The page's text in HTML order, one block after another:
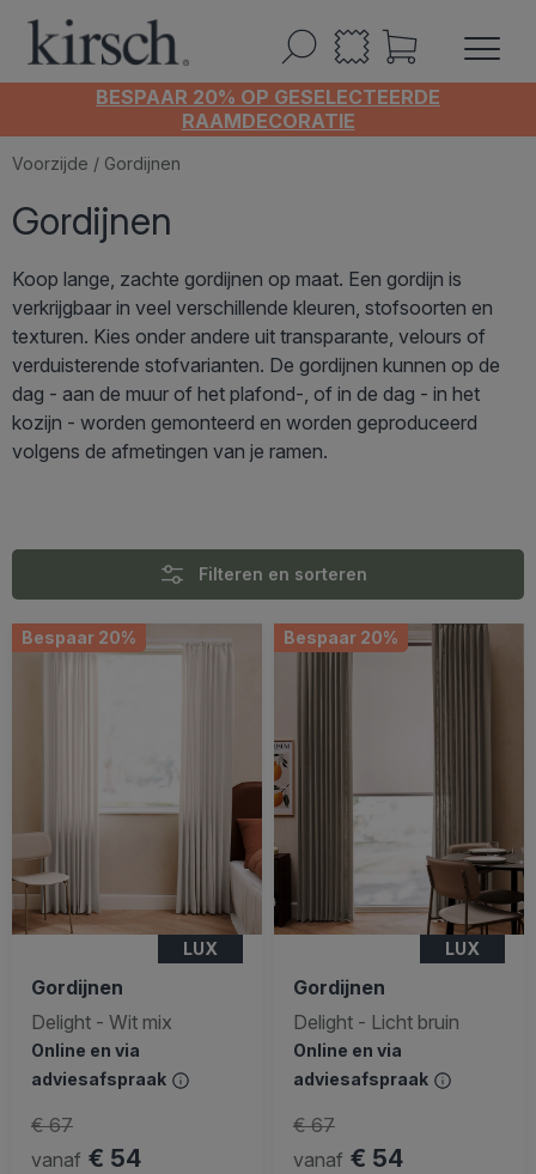
BESPAAR 20% OP GESELECTEERDE
RAAMDECORATIE
Voorzijde / Gordijnen
Gordijnen
Koop lange, zachte gordijnen op maat. Een gordijn is
verkrijgbaar in veel verschillende kleuren, stofsoorten en
texturen. Kies onder andere uit transparante, velours of
verduisterende stofvarianten. De gordijnen kunnen op de
dag - aan de muur of het plafond-, of in de dag - in het
kozijn - worden gemonteerd en worden geproduceerd
volgens de afmetingen van je ramen.
Filteren en sorteren
Bespaar 20%
LUX
Gordijnen
Delight - Wit mix
Online en via
adviesafspraak
vanaf € 54
€ 67
Bespaar 20%
LUX
Gordijnen
Delight - Licht bruin
Online en via
adviesafspraak
vanaf € 54
€ 67